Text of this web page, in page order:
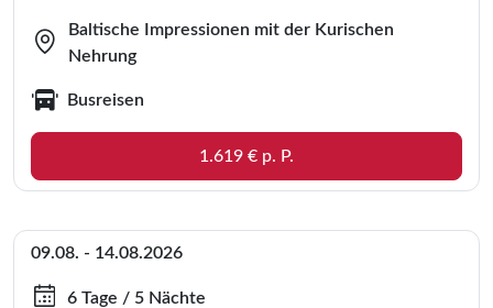
Baltische Impressionen mit der Kurischen
Nehrung
Busreisen
1.619 € p. P.
09.08. - 14.08.2026
6 Tage / 5 Nächte